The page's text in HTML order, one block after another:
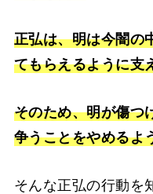
正弘は、明は今闇の
てもらえるように支
そのため、明が傷つ
争うことをやめるよ
そんな正弘の行動を